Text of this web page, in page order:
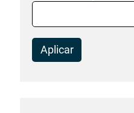
Aplicar